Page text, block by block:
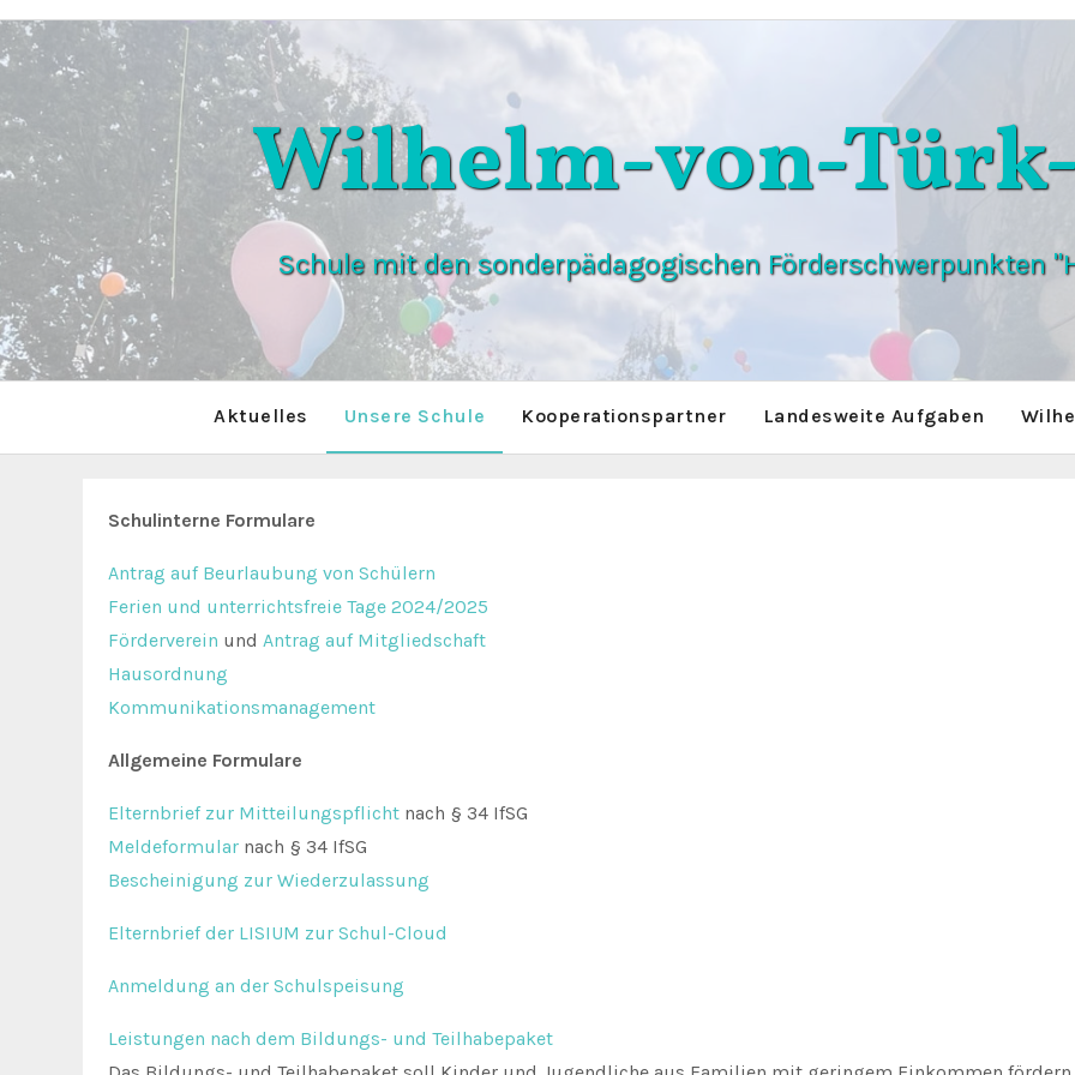
Zum
Inhalt
springen
Wilhelm-von-
Schule mit den sonderpädagogischen Förderschwerpunkten
Aktuelles Unsere Schule Kooperationspartner Landesweite Aufgaben
Schulinterne Formulare
Antrag auf Beurlaubung von Schülern
Ferien und unterrichtsfreie Tage 2024/2025
Förderverein und Antrag auf Mitgliedschaft
Hausordnung
Kommunikationsmanagement
Allgemeine Formulare
Elternbrief zur Mitteilungspflicht nach § 34 IfSG
Meldeformular nach § 34 IfSG
Bescheinigung zur Wiederzulassung
Elternbrief der LISIUM zur Schul-Cloud
Anmeldung an der Schulspeisung
Leistungen nach dem Bildungs- und Teilhabepaket